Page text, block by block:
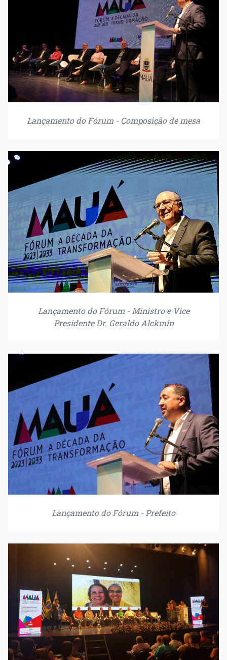
Lançamento do Fórum - Composição de mesa
Lançamento do Fórum - Ministro e Vice
Presidente Dr. Geraldo Alckmin
Lançamento do Fórum - Prefeito